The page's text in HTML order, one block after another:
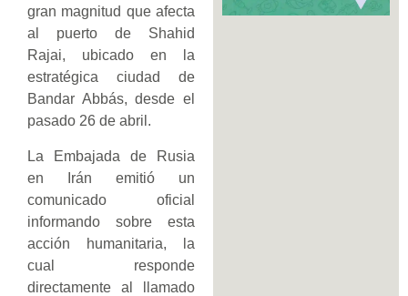
gran magnitud que afecta
al puerto de Shahid
Rajai, ubicado en la
estratégica ciudad de
Bandar Abbás, desde el
pasado 26 de abril.
La Embajada de Rusia
en Irán emitió un
comunicado oficial
informando sobre esta
acción humanitaria, la
cual responde
directamente al llamado